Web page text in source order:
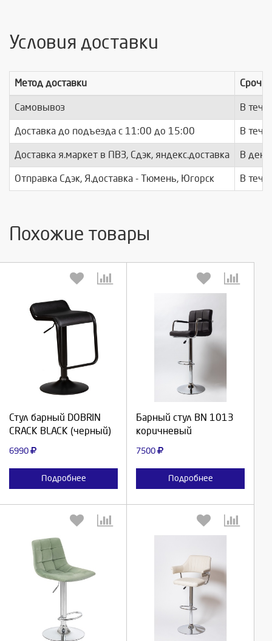
Условия доставки
Метод доставки
Самовывоз В
Доставка до подъезда c 11:00 до 15:00 В
Доставка я.маркет в ПВЗ, Сдэк, яндекс.доставка В день
Отправка Сдэк, Я.доставка - Тюмень, Югорск В
Похожие товары
Стул барный DOBRIN
CRACK BLACK (черный)
6990
Подробнее
Выберите количество:
Отмена
Барный стул BN 1013
коричневый
7500
Подробнее
Выберите количество:
Отмена
Выберите количество: